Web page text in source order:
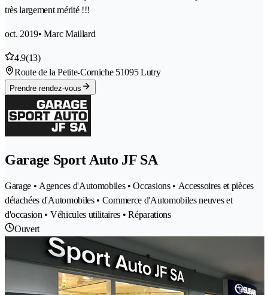
très largement mérité !!!
oct. 2019• Marc Maillard
4.9(13)
Route de la Petite-Corniche 51095 Lutry
Prendre rendez-vous
Garage Sport Auto JF SA
Garage • Agences d'Automobiles • Occasions • Accessoires et pièces
détachées d'Automobiles • Commerce d'Automobiles neuves et
d'occasion • Véhicules utilitaires • Réparations
Ouvert